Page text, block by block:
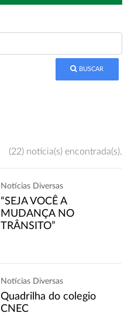
BUSCAR
(22) notícia(s) encontrada(s).
Notícias Diversas
“SEJA VOCÊ A
MUDANÇA NO
TRÂNSITO”
Notícias Diversas
Quadrilha do colegio
CNEC